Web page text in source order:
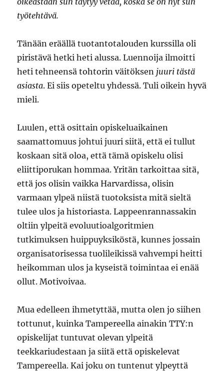
työtehtävä.
Tänään eräällä tuotantotalouden kurssilla oli
piristävä hetki heti alussa. Luennoija ilmoitti
heti tehneensä tohtorin väitöksen juuri tästä
asiasta. Ei siis opeteltu yhdessä. Tuli oikein hyvä
mieli.
Luulen, että osittain opiskeluaikainen
saamattomuus johtui juuri siitä, että ei tullut
koskaan sitä oloa, että tämä opiskelu olisi
eliittiporukan hommaa. Yritän tarkoittaa sitä,
että jos olisin vaikka Harvardissa, olisin
varmaan ylpeä niistä tuotoksista mitä sieltä
tulee ulos ja historiasta. Lappeenrannassakin
oltiin ylpeitä evoluutioalgoritmien
tutkimuksen huippuyksiköstä, kunnes jossain
organisatorisessa tuolileikissä vahvempi heitti
heikomman ulos ja kyseistä toimintaa ei enää
ollut. Motivoivaa.
Mua edelleen ihmetyttää, mutta olen jo siihen
tottunut, kuinka Tampereella ainakin TTY:n
opiskelijat tuntuvat olevan ylpeitä
teekkariudestaan ja siitä että opiskelevat
Tampereella. Kai joku on tuntenut ylpeyttä